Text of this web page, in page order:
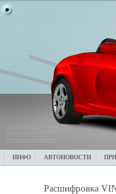
ИНФО АВТОНОВОСТИ
Расшифровка